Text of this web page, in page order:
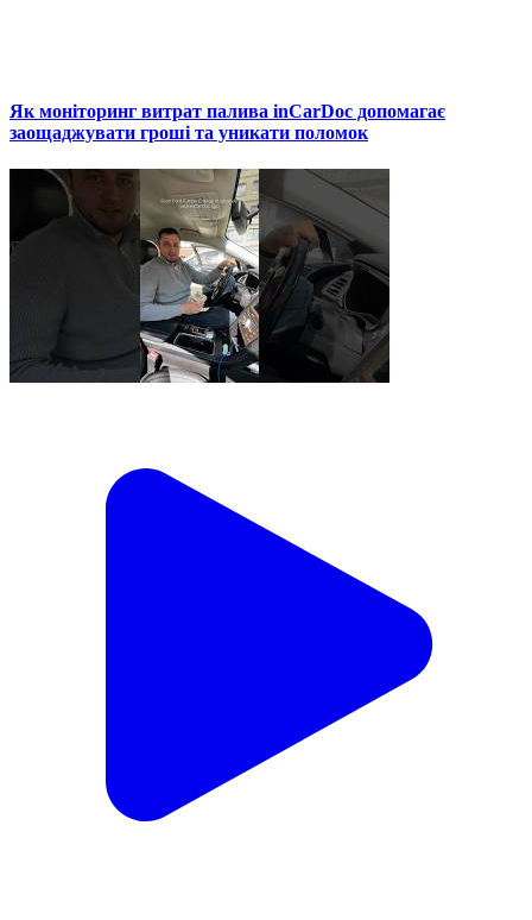
Як моніторинг витрат палива inCarDoc допомагає
заощаджувати гроші та уникати поломок